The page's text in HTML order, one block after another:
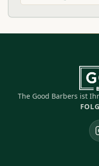
The Good Barbers ist